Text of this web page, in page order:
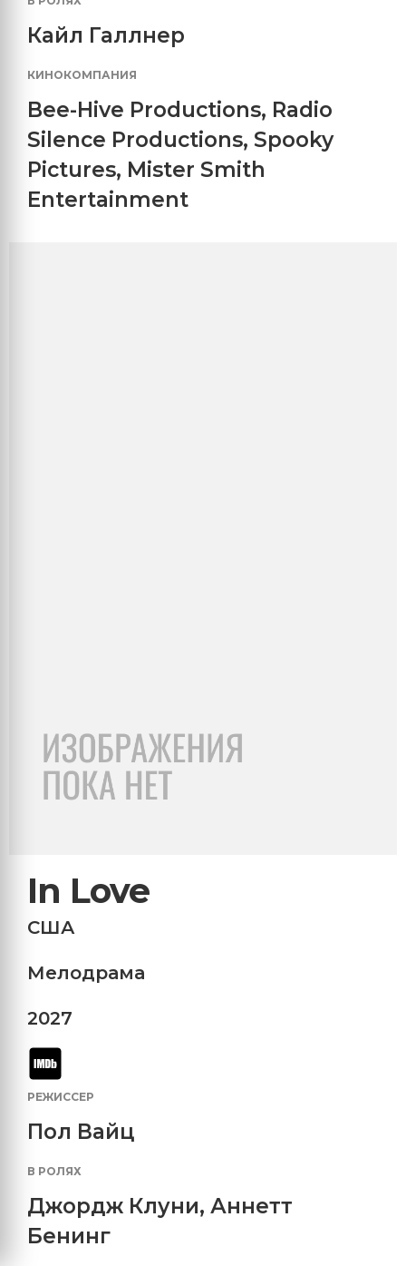
Кайл Галлнер
КИНОКОМПАНИЯ
Bee-Hive Productions, Radio
Silence Productions, Spooky
Pictures, Mister Smith
Entertainment
In Love
США
Мелодрама
2027
РЕЖИССЕР
Пол Вайц
В РОЛЯХ
Джордж Клуни, Аннетт
Бенинг